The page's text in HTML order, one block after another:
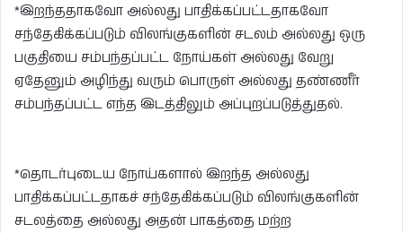
*இறந்ததாகவோ அல்லது பாதிக்கப்பட்டதாகவோ
சந்தேகிக்கப்படும் விலங்குகளின் சடலம் அல்லது ஒரு
பகுதியை சம்பந்தப்பட்ட நோய்கள் அல்லது வேறு
ஏதேனும் அழிந்து வரும் பொருள் அல்லது தண்ணீர்
சம்பந்தப்பட்ட எந்த இடத்திலும் அப்புறப்படுத்துதல்.
*தொடர்புடைய நோய்களால் இறந்த அல்லது
பாதிக்கப்பட்டதாகச் சந்தேகிக்கப்படும் விலங்குகளின்
சடலத்தை அல்லது அதன் பாகத்தை மற்ற